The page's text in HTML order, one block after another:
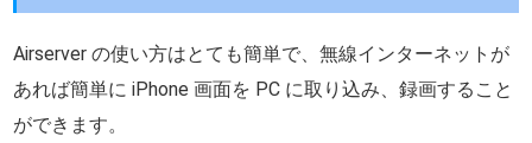
Airserver の使い方はとても簡単で、無線インターネットが
あれば簡単に iPhone 画面を PC に取り込み、録画すること
ができます。